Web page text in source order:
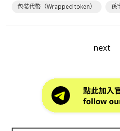
包裝代幣（Wrapped token）
孫
next